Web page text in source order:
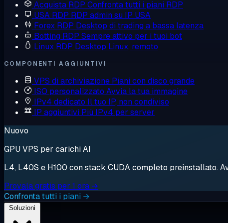
Acquista RDP Confronta tutti i piani RDP
USA RDP RDP admin su IP USA
Forex RDP Desktop di trading a bassa latenza
Botting RDP Sempre attivo per i tuoi bot
Linux RDP Desktop Linux, remoto
COMPONENTI AGGIUNTIVI
VPS di archiviazione Piani con disco grande
ISO personalizzato Avvia la tua immagine
IPv4 dedicato Il tuo IP, non condiviso
IP aggiuntivi Più IPv4 per server
Nuovo
GPU VPS per carichi AI
L4, L40S e H100 con stack CUDA completo preinstallato.
Provala gratis per 1 ora →
Confronta tutti i piani →